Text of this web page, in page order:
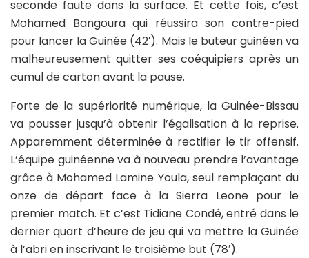
seconde faute dans la surface. Et cette fois, c’est
Mohamed Bangoura qui réussira son contre-pied
pour lancer la Guinée (42′). Mais le buteur guinéen va
malheureusement quitter ses coéquipiers après un
cumul de carton avant la pause.
Forte de la supériorité numérique, la Guinée-Bissau
va pousser jusqu’à obtenir l’égalisation à la reprise.
Apparemment déterminée à rectifier le tir offensif.
L’équipe guinéenne va à nouveau prendre l’avantage
grâce à Mohamed Lamine Youla, seul remplaçant du
onze de départ face à la Sierra Leone pour le
premier match. Et c’est Tidiane Condé, entré dans le
dernier quart d’heure de jeu qui va mettre la Guinée
à l’abri en inscrivant le troisième but (78′).